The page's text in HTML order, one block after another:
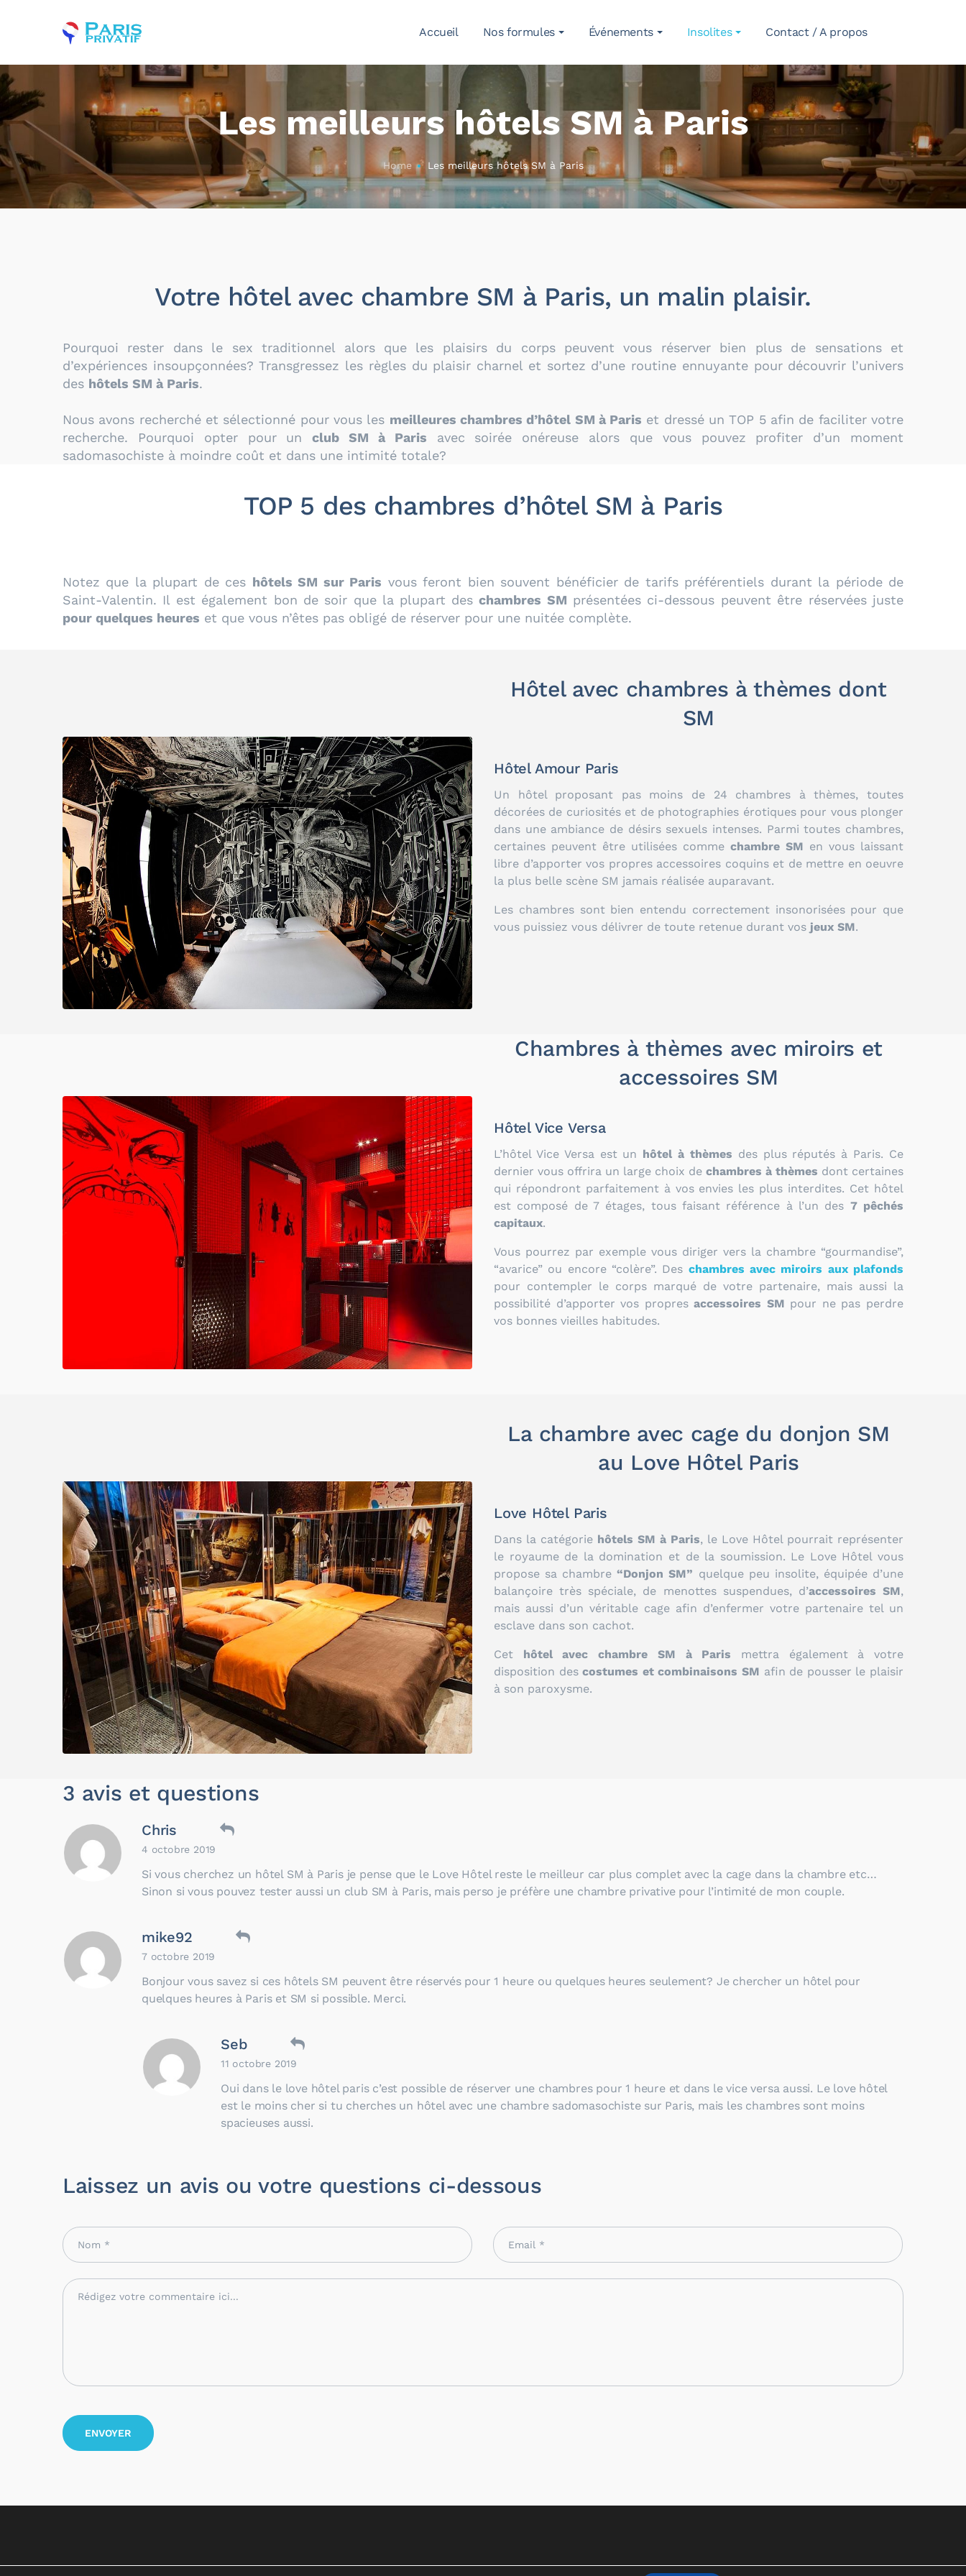
Accueil Nos formules Événements Insolites Contact / A propos
Les meilleurs hôtels SM à Paris
Home Les meilleurs hôtels SM à Paris
Votre hôtel avec chambre SM à Paris, un malin plaisir.
Pourquoi rester dans le sex traditionnel alors que les plaisirs du corps peuvent vous réserver bien plus de sensations et
d’expériences insoupçonnées? Transgressez les règles du plaisir charnel et sortez d’une routine ennuyante pour découvrir l’univers
des hôtels SM à Paris.
Nous avons recherché et sélectionné pour vous les meilleures chambres d’hôtel SM à Paris et dressé un TOP 5 afin de faciliter votre
recherche. Pourquoi opter pour unclub SM à Paris avec soirée onéreuse alors que vous pouvez profiter d’un moment
sadomasochiste à moindre coût et dans une intimité totale?
TOP 5 des chambres d’hôtel SM à Paris
Notez que la plupart de ces hôtels SM sur Paris vous feront bien souvent bénéficier de tarifs préférentiels durant la période de
Saint-Valentin. Il est également bon de soir que la plupart deschambres SM présentées ci-dessous peuvent être réservées juste
pour quelques heures et que vous n’êtes pas obligé de réserver pour une nuitée complète.
Hôtel avec chambres à thèmes dont
SM
Hôtel Amour Paris
Un hôtel proposant pas moins de 24 chambres à thèmes, toutes
décorées de curiosités et de photographies érotiques pour vous plonger
dans une ambiance de désirs sexuels intenses. Parmi toutes chambres,
certaines peuvent être utilisées comme chambre SM en vous laissant
libre d’apporter vos propres accessoires coquins et de mettre en oeuvre
la plus belle scène SM jamais réalisée auparavant.
Les chambres sont bien entendu correctement insonorisées pour que
vous puissiez vous délivrer de toute retenue durant vos jeux SM.
Chambres à thèmes avec miroirs et
accessoires SM
Hôtel Vice Versa
L’hôtel Vice Versa est un hôtel à thèmes des plus réputés à Paris. Ce
dernier vous offrira un large choix de chambres à thèmes dont certaines
qui répondront parfaitement à vos envies les plus interdites. Cet hôtel
est composé de 7 étages, tous faisant référence à l’un des 7 pêchés
capitaux.
Vous pourrez par exemple vous diriger vers la chambre “gourmandise”,
“avarice” ou encore “colère”. Des chambres avec miroirs aux plafonds
pour contempler le corps marqué de votre partenaire, mais aussi la
possibilité d’apporter vos propresaccessoires SM pour ne pas perdre
vos bonnes vieilles habitudes.
La chambre avec cage du donjon SM
au Love Hôtel Paris
Love Hôtel Paris
Dans la catégorie hôtels SM à Paris, le Love Hôtel pourrait représenter
le royaume de la domination et de la soumission. Le Love Hôtel vous
propose sa chambre“Donjon SM” quelque peu insolite, équipée d’une
balançoire très spéciale, de menottes suspendues, d’accessoires SM,
mais aussi d’un véritable cage afin d’enfermer votre partenaire tel un
esclave dans son cachot.
Cet hôtel avec chambre SM à Paris mettra également à votre
disposition descostumes et combinaisons SM afin de pousser le plaisir
à son paroxysme.
3 avis et questions
Chris
4 octobre 2019
Si vous cherchez un hôtel SM à Paris je pense que le Love Hôtel reste le meilleur car plus complet avec la cage dans la chambre etc…
Sinon si vous pouvez tester aussi un club SM à Paris, mais perso je préfère une chambre privative pour l’intimité de mon couple.
mike92
7 octobre 2019
Bonjour vous savez si ces hôtels SM peuvent être réservés pour 1 heure ou quelques heures seulement? Je chercher un hôtel pour
quelques heures à Paris et SM si possible. Merci.
Seb
11 octobre 2019
Oui dans le love hôtel paris c’est possible de réserver une chambres pour 1 heure et dans le vice versa aussi. Le love hôtel
est le moins cher si tu cherches un hôtel avec une chambre sadomasochiste sur Paris, mais les chambres sont moins
spacieuses aussi.
Laissez un avis ou votre questions ci-dessous